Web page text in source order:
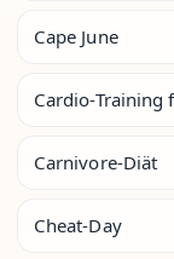
Cape June
Cardio-Training
Carnivore-Diät
Cheat-Day